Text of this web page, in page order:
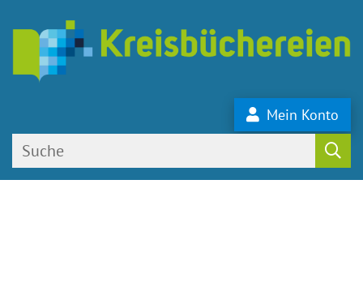
Mein Konto